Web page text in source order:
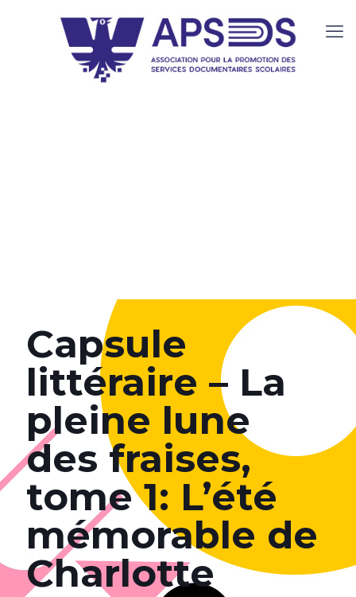
Capsule
littéraire – La
pleine lune
des fraises,
tome 1: L’été
mémorable de
Charlotte